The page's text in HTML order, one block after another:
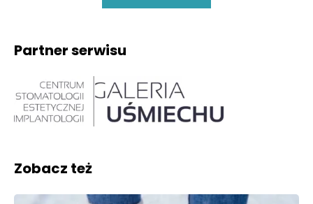
Partner serwisu
Zobacz też